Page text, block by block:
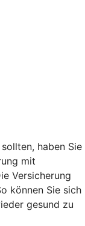
haben Sie
mit
Versicherung
können Sie sich
gesund zu